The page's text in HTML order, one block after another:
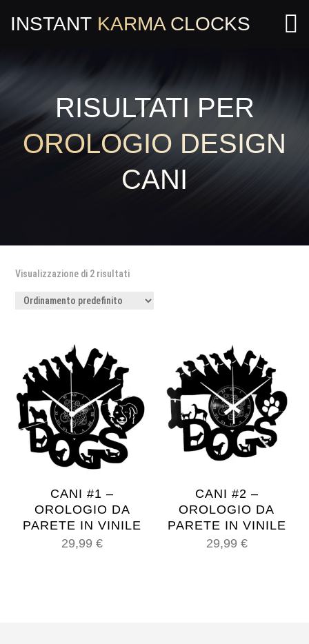
INSTANT KARMA CLOCKS 
RISULTATI PER
OROLOGIO DESIGN
CANI
Visualizzazione di 2 risultati
CANI #1 –
OROLOGIO DA
PARETE IN VINILE
29,99€
CANI #2 –
OROLOGIO DA
PARETE IN VINILE
29,99 €